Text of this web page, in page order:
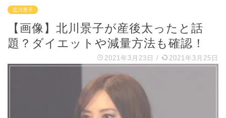
北川景子
【画像】北川景子が産後太ったと話
題？ダイエットや減量方法も確認！
2021年3月23日 / 2021年3月25日